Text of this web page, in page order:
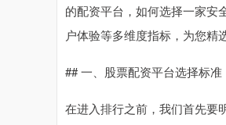
的配资平台，如何选择一家安
户体验等多维度指标，为您精
## 一、股票配资平台选择标准
在进入排行之前，我们首先要